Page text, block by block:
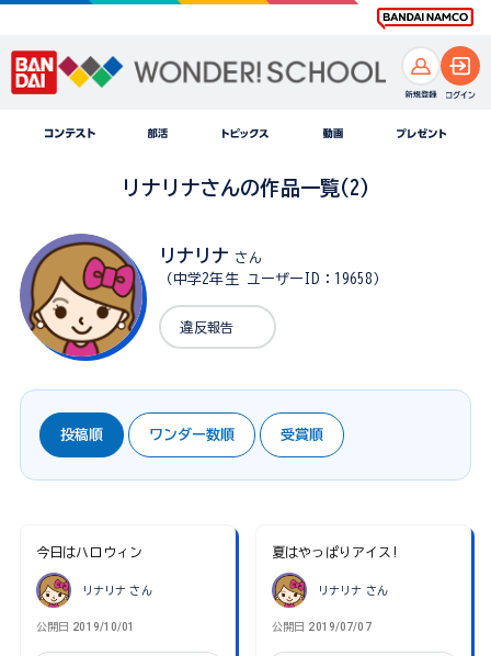
リナリナさんの作品一覧(2)
リナリナ さん
（中学2年生 ユーザーID：19658）
違反報告
投稿順 ワンダー数順 受賞順
今日はハロウィン
リナリナ さん
公開日 2019/10/01
夏はやっぱりアイス!
リナリナ さん
公開日 2019/07/07